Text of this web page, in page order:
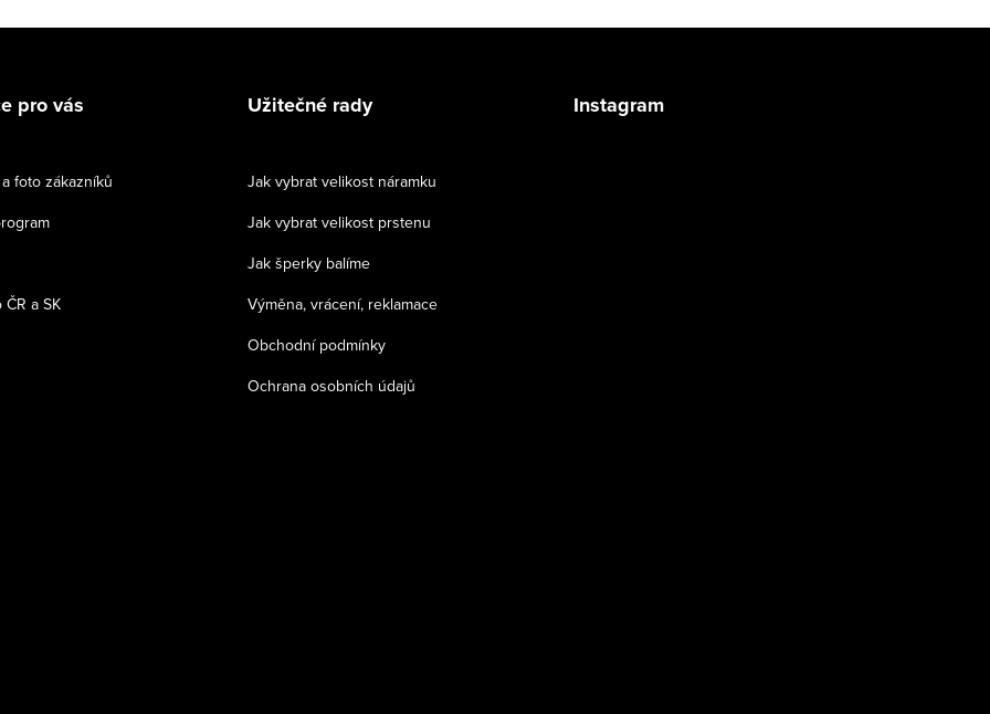
pro vás
foto zákazníků
a SK
Užitečné rady
Jak vybrat velikost náramku
Jak vybrat velikost prstenu
Jak šperky balíme
Výměna, vrácení, reklamace
Obchodní podmínky
Ochrana osobních údajů
Instagram